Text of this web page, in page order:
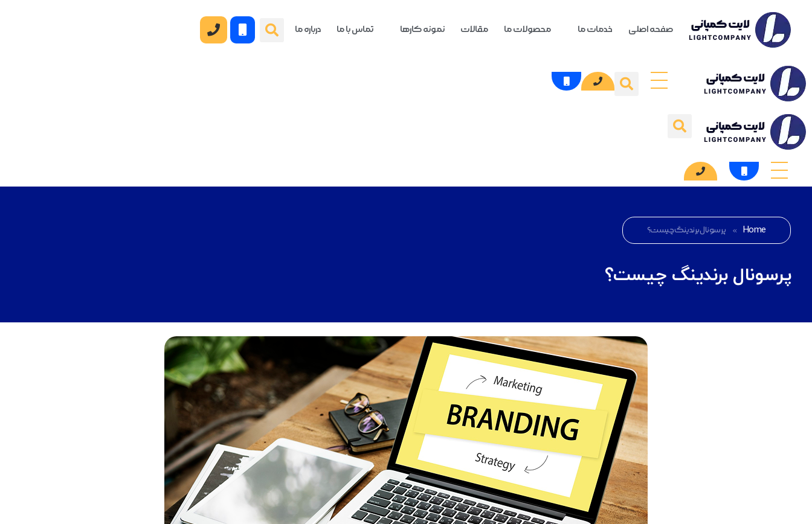
صفحه اصلی خدمات ما محصولات ما مقالات نمونه کارها تماس با ما درباره ما
Home
» پرسونال برندینگ چیست؟
پرسونال برندینگ چیست؟